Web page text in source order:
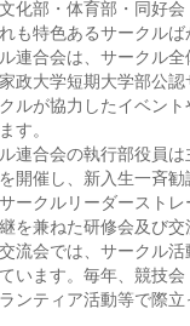
化部・体育部・同好会
も特色あるサークル
連合会は、サークル全
政大学短期大学部公
ルが協力したイベン
す。
連合会の執行部役員は
開催し、新入生一斉
ークルリーダーストレ
を兼ねた研修会及び交
流会では、サークル活
います。毎年、競技
ンティア活動等で際